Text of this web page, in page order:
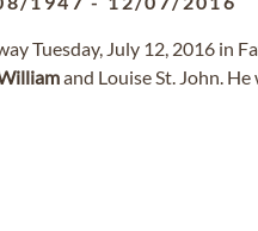
Tuesday, July 12, 2016 in
and Louise St. John.